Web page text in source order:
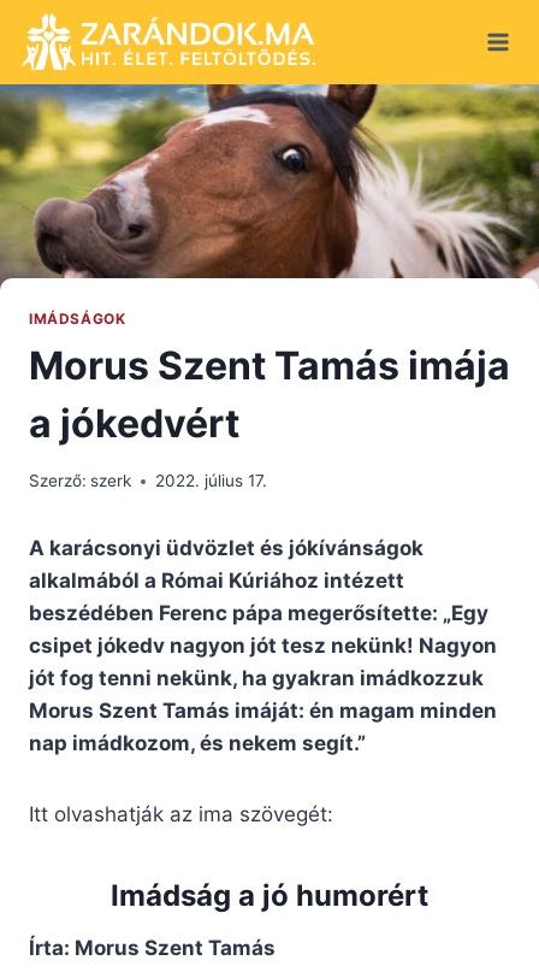
content
IMÁDSÁGOK
Morus Szent Tamás imája
a jókedvért
Szerző: szerk 2022. július 17.
A karácsonyi üdvözlet és jókívánságok
alkalmából a Római Kúriához intézett
beszédében Ferenc pápa megerősítette: „Egy
csipet jókedv nagyon jót tesz nekünk! Nagyon
jót fog tenni nekünk, ha gyakran imádkozzuk
Morus Szent Tamás imáját: én magam minden
nap imádkozom, és nekem segít.”
Itt olvashatják az ima szövegét:
Imádság a jó humorért
Írta: Morus Szent Tamás